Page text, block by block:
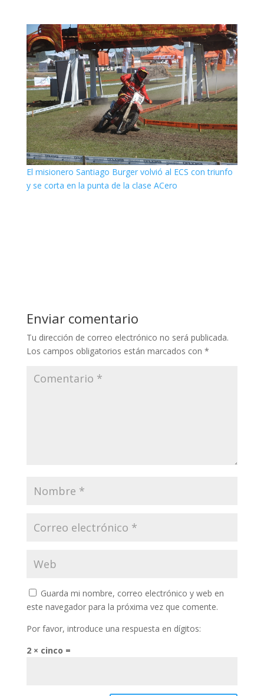
El misionero Santiago Burger volvió al ECS con triunfo
y se corta en la punta de la clase ACero
Enviar comentario
Tu dirección de correo electrónico no será publicada.
Los campos obligatorios están marcados con *
Guarda mi nombre, correo electrónico y web en
este navegador para la próxima vez que comente.
Por favor, introduce una respuesta en dígitos:
2 × cinco =